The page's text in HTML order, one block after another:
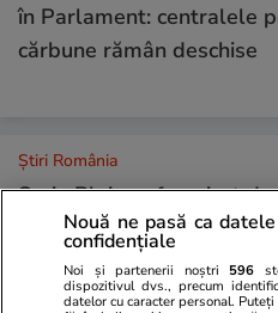
în Parlament: centralele
cărbune rămân deschise
Știri România
Sorin Blejnar, favorizat de
Curtea de Apel
pofida ultimei decizii a
tema prescripției:
Nouă ne pasă ca
confidențiale
Noi și partenerii noștri 596
dispozitivul dvs., precum
datelor cu caracter personal.